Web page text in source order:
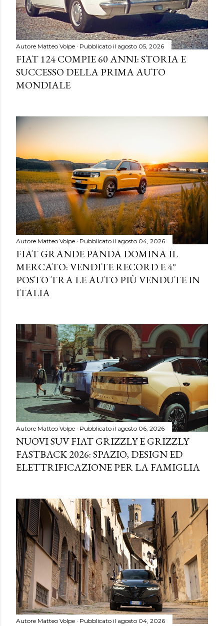
Autore Matteo Volpe Pubblicato il agosto 05, 2026
FIAT 124 COMPIE 60 ANNI: STORIA E
SUCCESSO DELLA PRIMA AUTO
MONDIALE
Autore Matteo Volpe Pubblicato il agosto 04, 2026
FIAT GRANDE PANDA DOMINA IL
MERCATO: VENDITE RECORD E 4°
POSTO TRA LE AUTO PIÙ VENDUTE IN
ITALIA
Autore Matteo Volpe Pubblicato il agosto 06, 2026
NUOVI SUV FIAT GRIZZLY E GRIZZLY
FASTBACK 2026: SPAZIO, DESIGN ED
ELETTRIFICAZIONE PER LA FAMIGLIA
Autore Matteo Volpe Pubblicato il agosto 04, 2026